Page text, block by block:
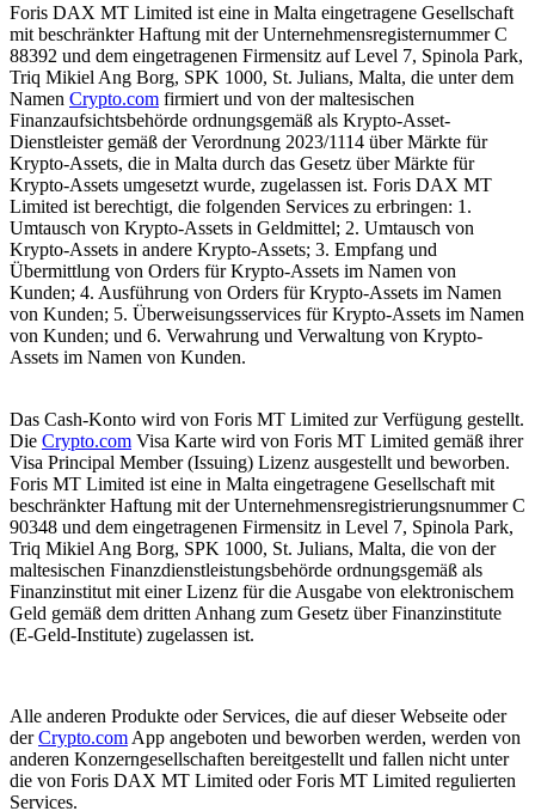
Foris DAX MT Limited ist eine in Malta eingetragene Gesellschaft
mit beschränkter Haftung mit der Unternehmensregisternummer C
88392 und dem eingetragenen Firmensitz auf Level 7, Spinola Park,
Triq Mikiel Ang Borg, SPK 1000, St. Julians, Malta, die unter dem
Namen Crypto.com firmiert und von der maltesischen
Finanzaufsichtsbehörde ordnungsgemäß als Krypto-Asset-
Dienstleister gemäß der Verordnung 2023/1114 über Märkte für
Krypto-Assets, die in Malta durch das Gesetz über Märkte für
Krypto-Assets umgesetzt wurde, zugelassen ist. Foris DAX MT
Limited ist berechtigt, die folgenden Services zu erbringen: 1.
Umtausch von Krypto-Assets in Geldmittel; 2. Umtausch von
Krypto-Assets in andere Krypto-Assets; 3. Empfang und
Übermittlung von Orders für Krypto-Assets im Namen von
Kunden; 4. Ausführung von Orders für Krypto-Assets im Namen
von Kunden; 5. Überweisungsservices für Krypto-Assets im Namen
von Kunden; und 6. Verwahrung und Verwaltung von Krypto-
Assets im Namen von Kunden.
Das Cash-Konto wird von Foris MT Limited zur Verfügung gestellt.
Die Crypto.com Visa Karte wird von Foris MT Limited gemäß ihrer
Visa Principal Member (Issuing) Lizenz ausgestellt und beworben.
Foris MT Limited ist eine in Malta eingetragene Gesellschaft mit
beschränkter Haftung mit der Unternehmensregistrierungsnummer C
90348 und dem eingetragenen Firmensitz in Level 7, Spinola Park,
Triq Mikiel Ang Borg, SPK 1000, St. Julians, Malta, die von der
maltesischen Finanzdienstleistungsbehörde ordnungsgemäß als
Finanzinstitut mit einer Lizenz für die Ausgabe von elektronischem
Geld gemäß dem dritten Anhang zum Gesetz über Finanzinstitute
(E-Geld-Institute) zugelassen ist.
Alle anderen Produkte oder Services, die auf dieser Webseite oder
derCrypto.com App angeboten und beworben werden, werden von
anderen Konzerngesellschaften bereitgestellt und fallen nicht unter
die von Foris DAX MT Limited oder Foris MT Limited regulierten
Services.